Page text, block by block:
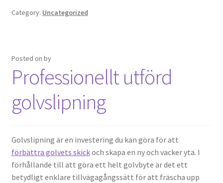
Category: Uncategorized
Posted on by
Professionellt utförd
golvslipning
Golvslipning är en investering du kan göra för att
förbättra golvets skickoch skapa en ny och vacker yta. I
förhållande till att göra ett helt golvbyte är det ett
betydligt enklare tillvägagångssätt för att fräscha upp